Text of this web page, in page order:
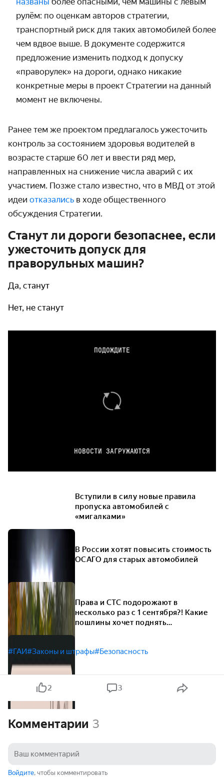
рулём: по оценкам авторов стратегии,
транспортный риск для таких автомобилей более
чем вдвое выше. В документе содержится
предложение изменить подход к допуску
«праворулек» на дороги, однако никакие
конкретные меры в проект Стратегии на данный
момент не включены.
Ранее тем же проектом предлагалось ужесточить
контроль за состоянием здоровья водителей в
возрасте старше 60 лет и ввести ряд мер,
направленных на снижение числа аварий с их
участием. Позже стало известно, что в МВД от этой
идеи отказались в ходе общественного
обсуждения Стратегии.
Станут ли дороги безопаснее, если
ужесточить допуск для
праворульных машин?
Да, станут
Нет, не станут
ПОДОЖДИТЕ
НОВОСТИ ЗАГРУЖАЮТСЯ
Вступили в силу новые правила
пропуска автомобилей с
«мигалками»
В России хотят повысить стоимость
ОСАГО для старых автомобилей
Права и СТС подорожают в
несколько раз с 1 сентября?! Какие
пошлины хочет поднять
#ГАИ#Законы и штрафы#Безопасность
2 3
Комментарии 3
Войдите, чтобы комментировать